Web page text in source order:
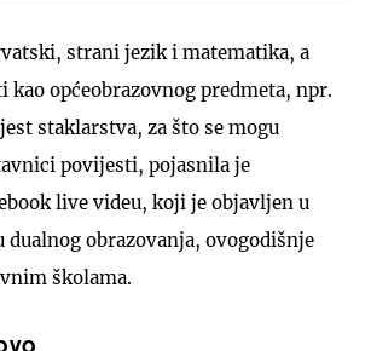
strani jezik i matematika, a
kao općeobrazovnog predmeta, npr.
staklarstva, za što se mogu
povijesti, pojasnila je
live videu, koji je objavljen u
dualnog obrazovanja, ovogodišnje
školama.